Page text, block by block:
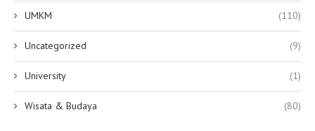
UMKM (110)
Uncategorized (9)
University (1)
Wisata & Budaya (80)